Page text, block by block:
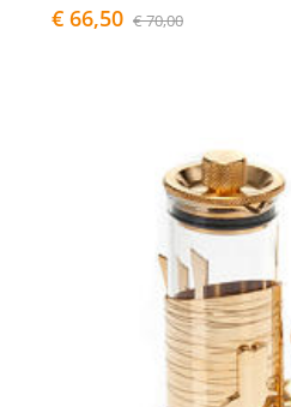
€ 66,50 € 70,00